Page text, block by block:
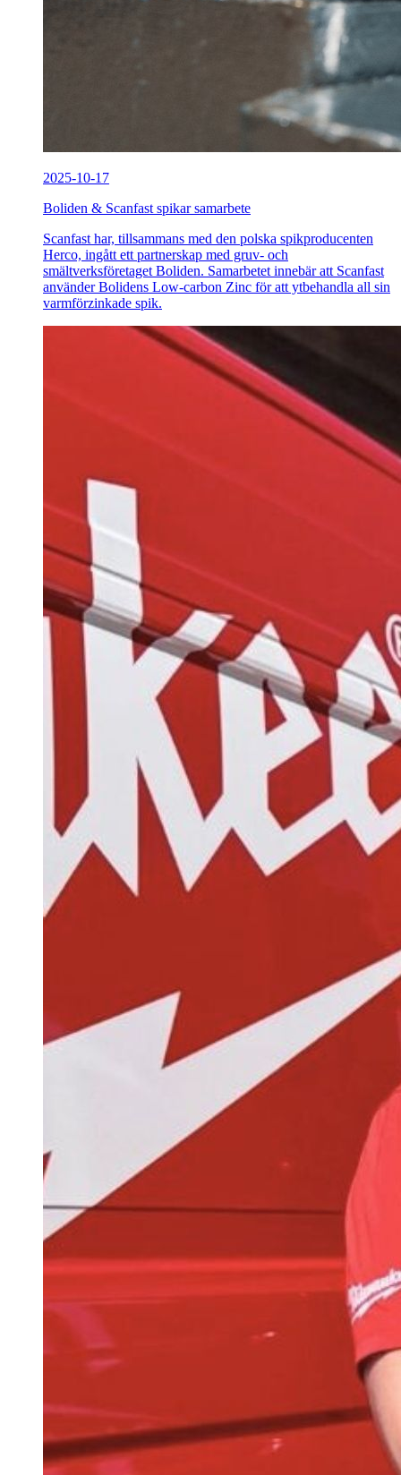
2025-10-17
Boliden & Scanfast spikar samarbete
Scanfast har, tillsammans med den polska spikproducenten
Herco, ingått ett partnerskap med gruv- och
smältverksföretaget Boliden. Samarbetet innebär att Scanfast
använder Bolidens Low-carbon Zinc för att ytbehandla all sin
varmförzinkade spik.